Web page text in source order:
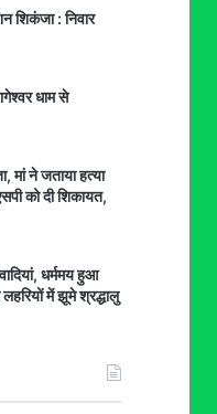
शिकंजा : निवार
धाम से
मां ने जताया हत्या
को दी शिकायत,
धर्ममय हुआ
में झूमे श्रद्धालु